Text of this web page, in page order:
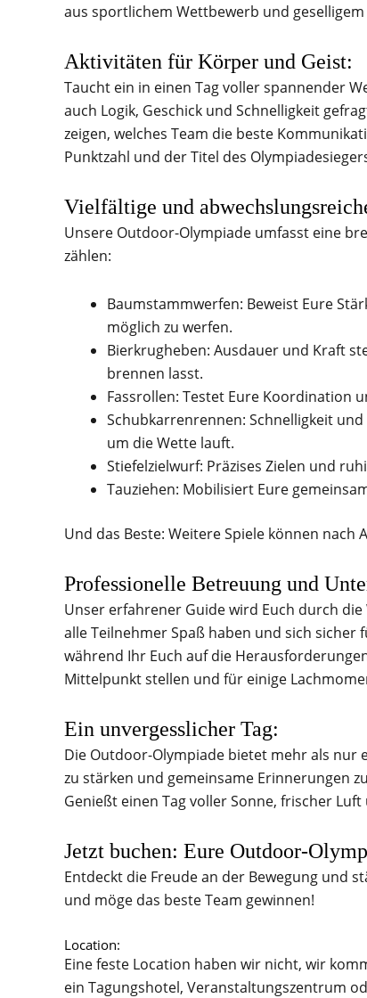
aus sportlichem Wettbewerb und
Aktivitäten für Körper und Geist:
Taucht ein in einen Tag voller spannender
auch Logik, Geschick und Schnelligkeit
zeigen, welches Team die beste
Punktzahl und der Titel des
Vielfältige und
Unsere Outdoor-Olympiade umfasst eine
zählen:
Baumstammwerfen: Beweist Eure
möglich zu werfen.
Bierkrugheben: Ausdauer und Kraft
brennen lasst.
Fassrollen: Testet Eure Koordination
Schubkarrenrennen: Schnelligkeit
um die Wette lauft.
Stiefelzielwurf: Präzises Zielen und
Tauziehen: Mobilisiert Eure
Und das Beste: Weitere Spiele können
Professionelle Betreuung und
Unser erfahrener Guide wird Euch durch
alle Teilnehmer Spaß haben und sich sicher
während Ihr Euch auf die
Mittelpunkt stellen und für einige
Ein unvergesslicher Tag:
Die Outdoor-Olympiade bietet mehr als nur
zu stärken und gemeinsame Erinnerungen
Genießt einen Tag voller Sonne, frischer
Jetzt buchen: Eure Outdoor-
Entdeckt die Freude an der Bewegung und
und möge das beste Team gewinnen!
Location:
Eine feste Location haben wir nicht, wir
ein Tagungshotel, Veranstaltungszentrum